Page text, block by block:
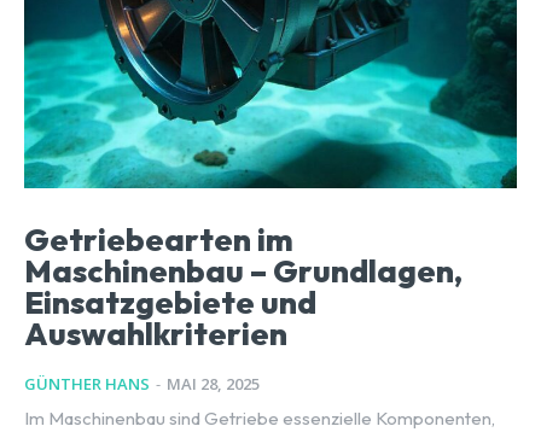
Getriebearten im
Maschinenbau – Grundlagen,
Einsatzgebiete und
Auswahlkriterien
GÜNTHER HANS - MAI 28, 2025
Im Maschinenbau sind Getriebe essenzielle Komponenten,